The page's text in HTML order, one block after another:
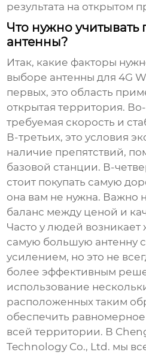
результата на открытом
Что нужно
антенны?
Итак, какие факторы
выборе антенны для 4G
первых, это область
открытая территория.
требуемая скорость и
В-третьих, это условия
наличие препятствий,
базовой станции. В-
стоит покупать самую
она вам не нужна. Важно
баланс между ценой и
Часто у людей возникает
самую большую антенну
усилением, но это не
более эффективным
использование
расположенных таким
обеспечить
всей территории. В
Technology Co., Ltd. мы